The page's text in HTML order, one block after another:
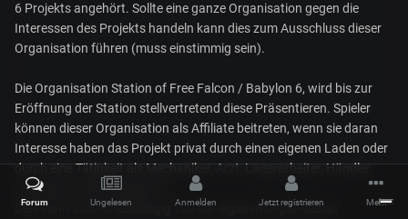
6 Projekts angehört. Sollte eine ganze Organisation gegen die
Interessen des Projekts handeln kann dies zum Ausschluss dieser
Organisation führen (muss einstimmig sein).
Die Organisation Station of Free Falcon / Babylon 6, wird bis zur
Eröffnung der Station stellvertretend diese Präsentieren. Spieler
können dieser Organisation als Affiliate beitreten, wenn sie daran
Interesse haben das Projekt privat durch einen eigenen Laden oder
durch eine Tätigkeit als Mechaniker, Arzt, Lagerarbeiter, Händler,
Jägerpilot, Sicherheitskraft.
Dies kann auch unabhängig von der eigenen Organisation
Forum Ungelesen Anmelden Jetzt registrieren Mehr